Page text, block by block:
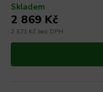
Skladem
2 371 Kč bez DPH
2 869 Kč